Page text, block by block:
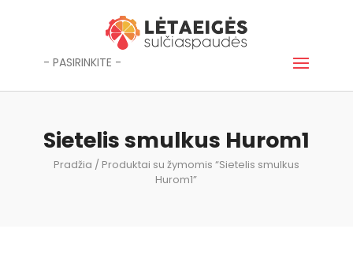
- PASIRINKITE -
Sietelis smulkus Hurom1
Pradžia / Produktai su žymomis “Sietelis smulkus
Hurom1”